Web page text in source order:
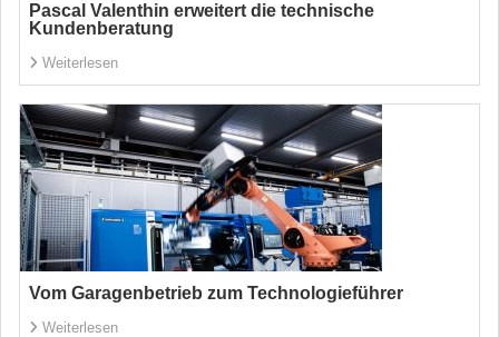
Pascal Valenthin erweitert die technische
Kundenberatung
Weiterlesen
Vom Garagenbetrieb zum Technologieführer
Weiterlesen